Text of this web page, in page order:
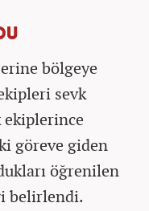
bölgeye
sevk
ekiplerince
göreve giden
öğrenilen
belirlendi.